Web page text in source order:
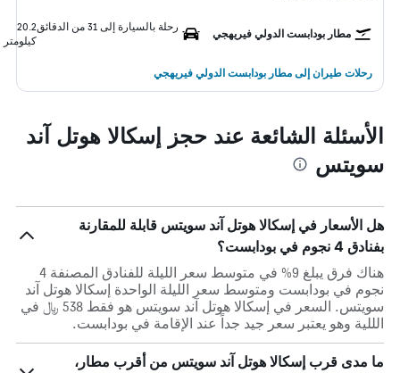
مطار بودابست الدولي فيريهجي
رحلة بالسيارة إلى 31 من الدقائق
20.2
كيلومتر
رحلات طيران إلى مطار بودابست الدولي فيريهجي
الأسئلة الشائعة عند حجز إسكالا هوتل آند
سويتس
هل الأسعار في إسكالا هوتل آند سويتس قابلة للمقارنة
بفنادق 4 نجوم في بودابست؟
هناك فرق يبلغ 9% في متوسط ​​سعر الليلة للفنادق المصنفة 4
نجوم في بودابست ومتوسط ​​سعر الليلة الواحدة إسكالا هوتل آند
سويتس. السعر في إسكالا هوتل آند سويتس هو فقط 538 ﷼ في
الللية وهو يعتبر سعر جيد جداً عند الإقامة في بودابست.
ما مدى قرب إسكالا هوتل آند سويتس من أقرب مطار،